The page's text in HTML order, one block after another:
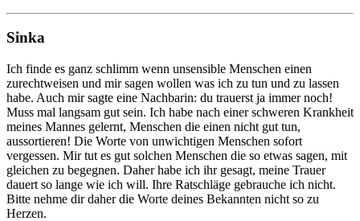
Sinka
Ich finde es ganz schlimm wenn unsensible Menschen einen
zurechtweisen und mir sagen wollen was ich zu tun und zu lassen
habe. Auch mir sagte eine Nachbarin: du trauerst ja immer noch!
Muss mal langsam gut sein. Ich habe nach einer schweren Krankheit
meines Mannes gelernt, Menschen die einen nicht gut tun,
aussortieren! Die Worte von unwichtigen Menschen sofort
vergessen. Mir tut es gut solchen Menschen die so etwas sagen, mit
gleichen zu begegnen. Daher habe ich ihr gesagt, meine Trauer
dauert so lange wie ich will. Ihre Ratschläge gebrauche ich nicht.
Bitte nehme dir daher die Worte deines Bekannten nicht so zu
Herzen.